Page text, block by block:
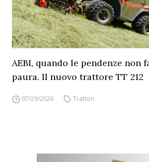
AEBI, quando le pendenze non
paura. Il nuovo trattore TT 212
07/29/2026 Trattori